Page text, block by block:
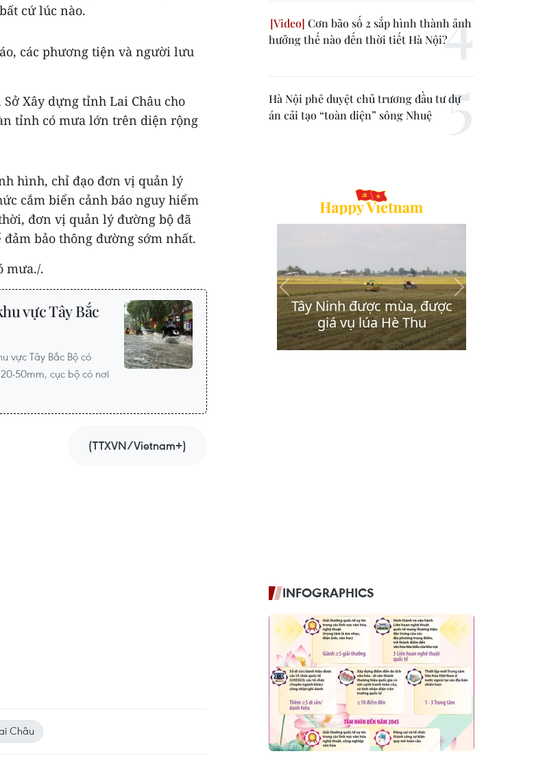
cứ lúc nào.
các phương tiện và người lưu
Xây dựng tỉnh Lai Châu cho
tỉnh có mưa lớn trên diện rộng
hình, chỉ đạo đơn vị quản lý
cắm biển cảnh báo nguy hiểm
đơn vị quản lý đường bộ đã
bảo thông đường sớm nhất.
mưa./.
vực Tây Bắc
vực Tây Bắc Bộ có
50mm, cục bộ có nơi
(TTXVN/Vietnam+)
Châu
Cơn bão số 2 sắp hình thành ảnh
hưởng thế nào đến thời tiết Hà Nội?
Hà Nội phê duyệt chủ trương đầu tư dự
án cải tạo “toàn diện” sông Nhuệ
INFOGRAPHICS